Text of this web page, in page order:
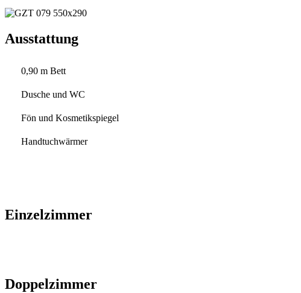
Ausstattung
0,90 m Bett
Dusche und WC
Fön und Kosmetikspiegel
Handtuchwärmer
Einzelzimmer
Doppelzimmer